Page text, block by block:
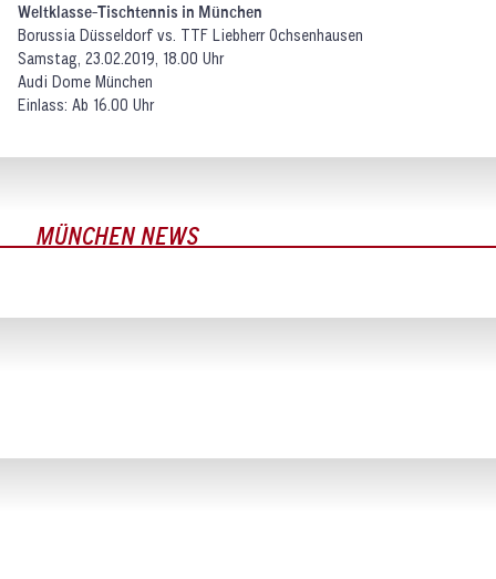
Weltklasse-Tischtennis in München
Borussia Düsseldorf vs. TTF Liebherr Ochsenhausen
Samstag, 23.02.2019, 18.00 Uhr
Audi Dome München
Einlass: Ab 16.00 Uhr
MÜNCHEN NEWS
PROFIS ·23.02.2019
TTBL: BORUSSIA UNTERLIEGT
DER COUNTDOWN LÄUFT!